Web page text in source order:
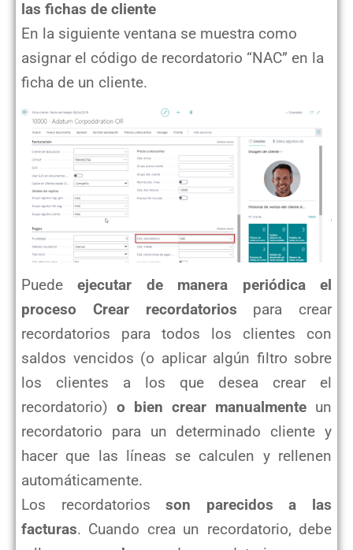
las fichas de cliente
En la siguiente ventana se muestra como
asignar el código de recordatorio “NAC” en la
ficha de un cliente.
Puedeejecutar de manera periódica el
proceso Crear recordatorios para crear
recordatorios para todos los clientes con
saldos vencidos (o aplicar algún filtro sobre
los clientes a los que desea crear el
recordatorio) o bien crear manualmente un
recordatorio para un determinado cliente y
hacer que las líneas se calculen y rellenen
automáticamente.
Los recordatorios son parecidos a las
facturas. Cuando crea un recordatorio, debe